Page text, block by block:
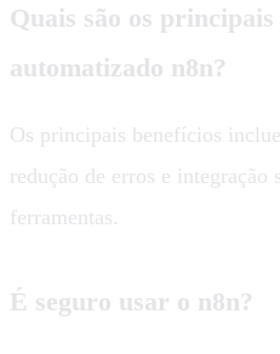
Quais são os
automatizado n8n?
Os principais benefícios
redução de erros e
ferramentas.
É seguro usar o n8n?